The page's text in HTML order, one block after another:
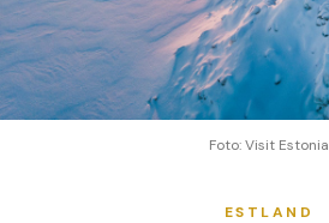
Foto: Visit Estonia
ESTLAND